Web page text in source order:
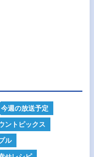
今週の放送予定
ントピックス
ル